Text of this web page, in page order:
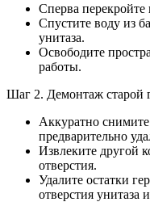
Сперва перекройте
Спустите воду из
унитаза.
Освободите
работы.
Шаг 2. Демонтаж старой
Аккуратно
предварительно
Извлеките другой
отверстия.
Удалите остатки
отверстия унитаза